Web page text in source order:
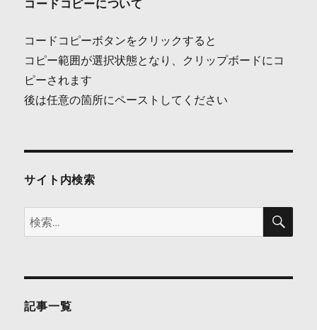
ナ
ビ
ゲ
ー
ョ
ン
コードコピーについて
コードコピーボタンをクリックすると
コピー範囲が選択状態となり、クリップボードにコ
ピーされます
後は任意の箇所にペーストしてください
サイト内検索
検
索:
検
記事一覧